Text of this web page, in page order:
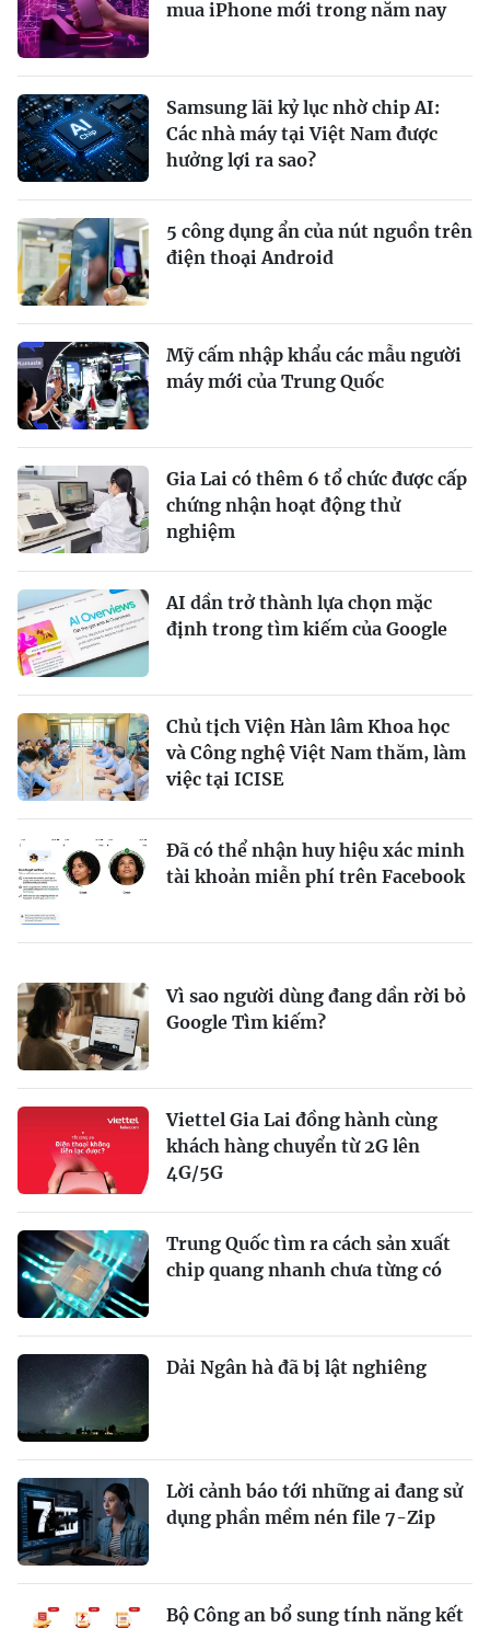
mua iPhone mới trong năm nay
Samsung lãi kỷ lục nhờ chip AI:
Các nhà máy tại Việt Nam được
hưởng lợi ra sao?
5 công dụng ẩn của nút nguồn trên
điện thoại Android
Mỹ cấm nhập khẩu các mẫu người
máy mới của Trung Quốc
Gia Lai có thêm 6 tổ chức được cấp
chứng nhận hoạt động thử
nghiệm
AI dần trở thành lựa chọn mặc
định trong tìm kiếm của Google
Chủ tịch Viện Hàn lâm Khoa học
và Công nghệ Việt Nam thăm, làm
việc tại ICISE
Đã có thể nhận huy hiệu xác minh
tài khoản miễn phí trên Facebook
Vì sao người dùng đang dần rời bỏ
Google Tìm kiếm?
Viettel Gia Lai đồng hành cùng
khách hàng chuyển từ 2G lên
4G/5G
Trung Quốc tìm ra cách sản xuất
chip quang nhanh chưa từng có
Dải Ngân hà đã bị lật nghiêng
Lời cảnh báo tới những ai đang sử
dụng phần mềm nén file 7-Zip
Bộ Công an bổ sung tính năng kết